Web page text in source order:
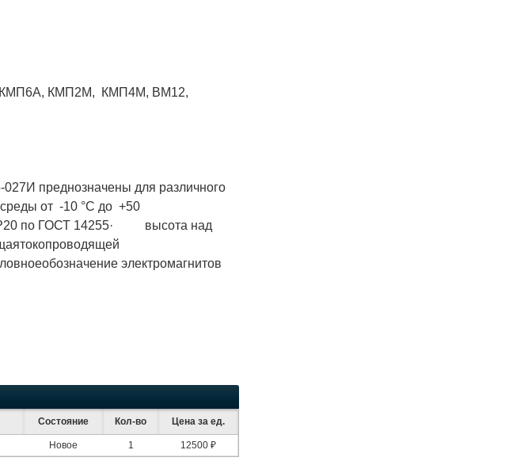
КМП6А, КМП2М, КМП4М, ВМ12,
преднозначены для различного
от -10 °С до +50
по ГОСТ 14255· высота над
электромагнитов
Состояние Кол-во Цена за ед.
Новое 1 12500 ₽